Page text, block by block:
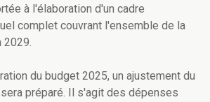
à l'élaboration d'un cadre
complet couvrant l'ensemble de la
2029.
du budget 2025, un ajustement du
préparé. Il s'agit des dépenses